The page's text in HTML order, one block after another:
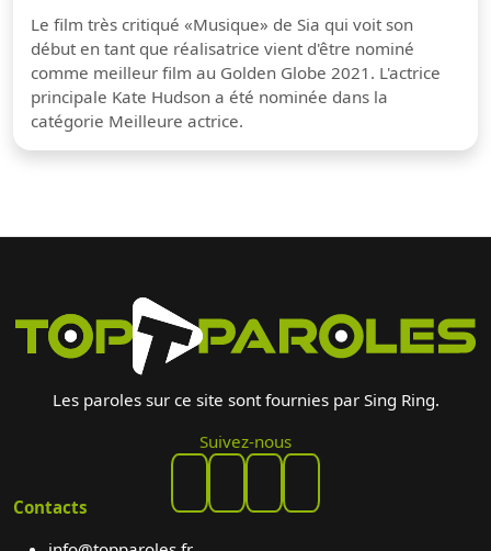
Le film très critiqué «Musique» de Sia qui voit son
début en tant que réalisatrice vient d'être nominé
comme meilleur film au Golden Globe 2021. L'actrice
principale Kate Hudson a été nominée dans la
catégorie Meilleure actrice.
Les paroles sur ce site sont fournies par Sing Ring.
Suivez-nous
Contacts